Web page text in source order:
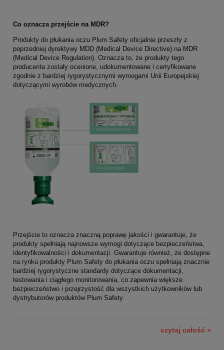
Co oznacza przejście na MDR?
Produkty do płukania oczu Plum Safety oficjalnie przeszły z
poprzedniej dyrektywy MDD (Medical Device Directive) na MDR
(Medical Device Regulation). Oznacza to, że produkty tego
producenta zostały ocenione, udokumentowane i certyfikowane
zgodnie z bardziej rygorystycznymi wymogami Unii Europejskiej
dotyczącymi wyrobów medycznych.
Przejście to oznacza znaczną poprawę jakości i gwarantuje, że
produkty spełniają najnowsze wymogi dotyczące bezpieczeństwa,
identyfikowalności i dokumentacji. Gwarantuje również, że dostępne
na rynku produkty Plum Safety do płukania oczu spełniają znacznie
bardziej rygorystyczne standardy dotyczące dokumentacji,
testowania i ciągłego monitorowania, co zapewnia większe
bezpieczeństwo i przejrzystość dla wszystkich użytkowników lub
dystrybutorów produktów Plum Safety.
czytaj całość »